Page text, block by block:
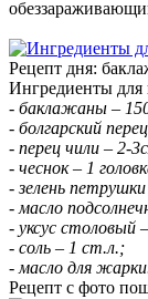
Рецепт дня:
Ингредиенты для
- баклажаны –
- болгарский
- перец чили – 2-
- чеснок – 1
- зелень
- масло
- уксус столовый
- соль – 1 ст.л.;
- масло для
Рецепт с фото